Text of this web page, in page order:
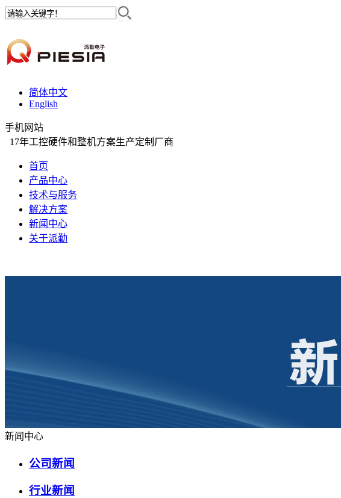
简体中文
English
手机网站
17年工控硬件和整机方案生产定制厂商
首页
产品中心
技术与服务
解决方案
新闻中心
关于派勤
新闻中心
公司新闻
行业新闻